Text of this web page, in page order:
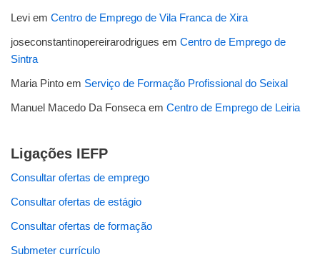
Levi em Centro de Emprego de Vila Franca de Xira
joseconstantinopereirarodrigues em Centro de Emprego de
Sintra
Maria Pinto em Serviço de Formação Profissional do Seixal
Manuel Macedo Da Fonseca em Centro de Emprego de Leiria
Ligações IEFP
Consultar ofertas de emprego
Consultar ofertas de estágio
Consultar ofertas de formação
Submeter currículo